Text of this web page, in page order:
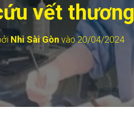
vết thương
Nhi Sài Gòn vào20/04/2024